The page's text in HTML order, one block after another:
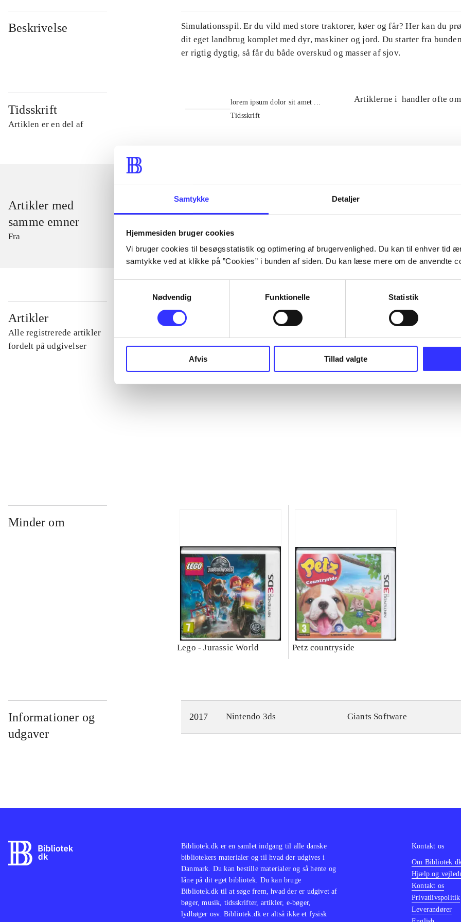
Samtykke Detaljer
Hjemmesiden bruger cookies
Vi bruger cookies til besøgsstatistik og optimering af brugervenlighed. Du kan til enhver tid
samtykke ved at klikke på ”Cookies” i bunden af siden. Du kan læse mere om de anvendte
Nødvendig
Funktionelle Statistik
Afvis Tillad valgte
Beskrivelse
Simulationsspil. Er du vild med store traktorer, køer og får? Her kan du
dit eget landbrug komplet med dyr, maskiner og jord. Du starter fra
er rigtig dygtig, så får du både overskud og masser af sjov.
Tidsskrift
Artiklen er en del af
lorem ipsum dolor sit amet ...
Tidsskrift
Artiklerne i handler ofte om
Artikler med
samme emner
Fra
Artikler
Alle registrerede artikler
fordelt på udgivelser
...
...
Minder om
Lego - Jurassic World Petz countryside
Informationer og
udgaver
2017 Nintendo 3ds Giants Software
Bibliotek.dk er en samlet indgang til alle danske
bibliotekers materialer og til hvad der udgives i
Danmark. Du kan bestille materialer og så hente og
låne på dit eget bibliotek. Du kan bruge
Bibliotek.dk til at søge frem, hvad der er udgivet af
bøger, musik, tidsskrifter, artikler, e-bøger,
lydbøger osv. Bibliotek.dk er altså ikke et fysisk
Kontakt os
Om
Hjælp og
Kontakt os
Privatlivspolitik
Leverandører